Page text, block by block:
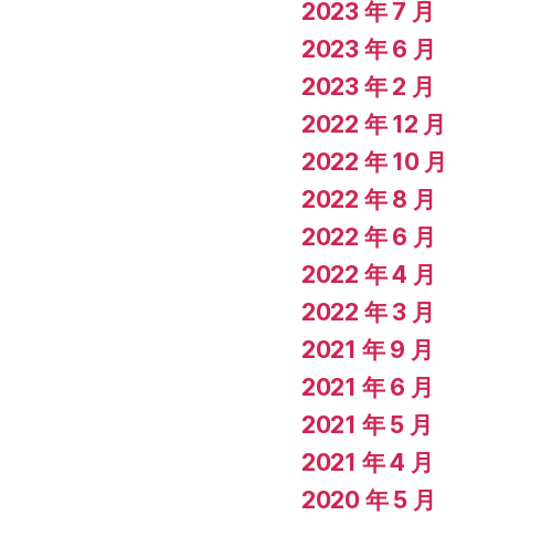
2023 年 7 月
2023 年 6 月
2023 年 2 月
2022 年 12 月
2022 年 10 月
2022 年 8 月
2022 年 6 月
2022 年 4 月
2022 年 3 月
2021 年 9 月
2021 年 6 月
2021 年 5 月
2021 年 4 月
2020 年 5 月